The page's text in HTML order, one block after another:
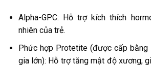
Alpha-GPC: Hỗ trợ kích thích
nhiên của trẻ.
Phức hợp Protetite (được cấp bằng
gia lớn): Hỗ trợ tăng mật độ xương,